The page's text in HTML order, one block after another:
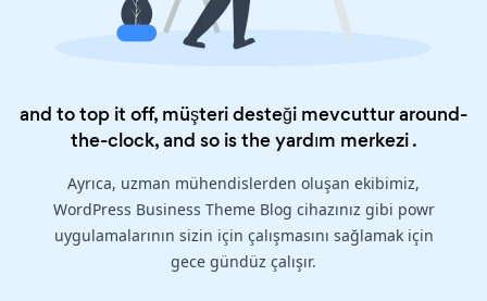
and to top it off, müşteri desteği mevcuttur around-
the-clock, and so is theyardım merkezi.
Ayrıca, uzman mühendislerden oluşan ekibimiz,
WordPress Business Theme Blog cihazınız gibi powr
uygulamalarının sizin için çalışmasını sağlamak için
gece gündüz çalışır.